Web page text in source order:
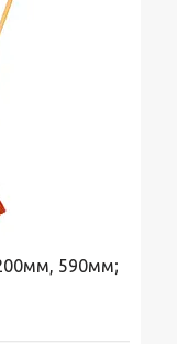
590мм;